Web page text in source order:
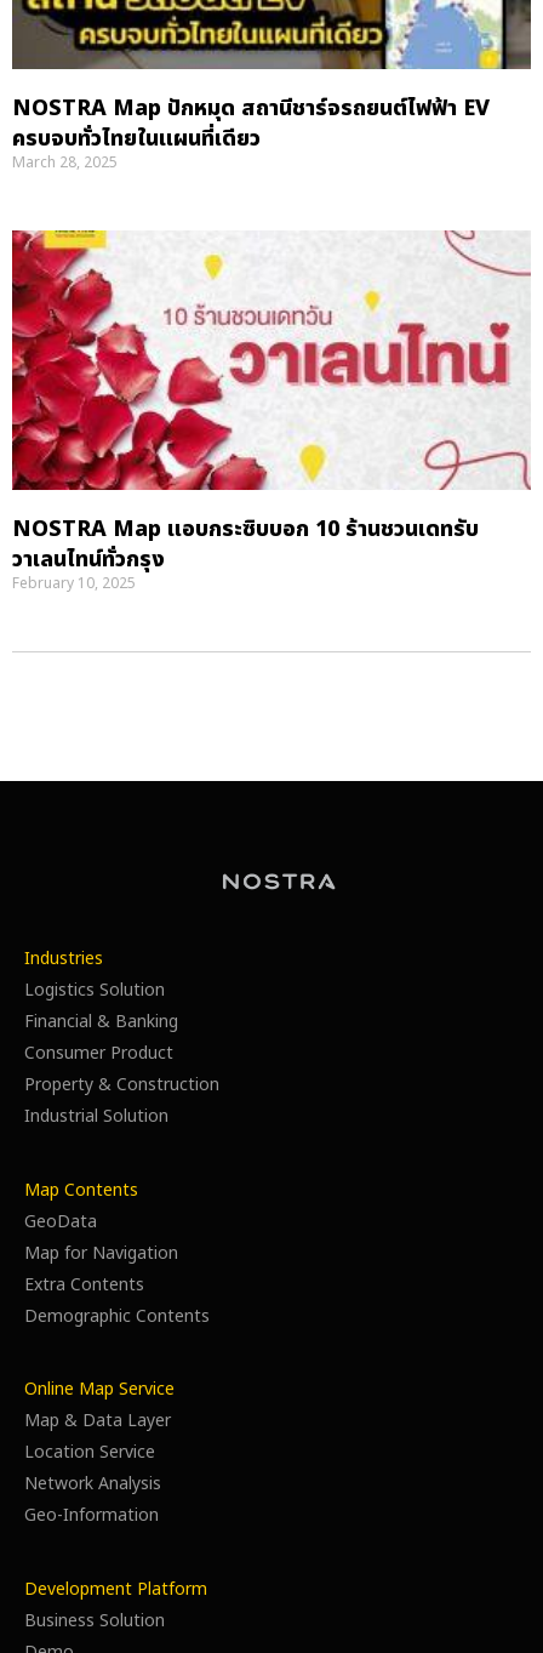
NOSTRA Map ปักหมุด สถานีชาร์จรถยนต์ไฟฟ้า EV
ครบจบทั่วไทยในแผนที่เดียว
March 28, 2025
NOSTRA Map แอบกระซิบบอก 10 ร้านชวนเดทรับ
วาเลนไทน์ทั่วกรุง
February 10, 2025
Industries
Logistics Solution
Financial & Banking
Consumer Product
Property & Construction
Industrial Solution
Map Contents
GeoData
Map for Navigation
Extra Contents
Demographic Contents
Online Map Service
Map & Data Layer
Location Service
Network Analysis
Geo-Information
Development Platform
Business Solution